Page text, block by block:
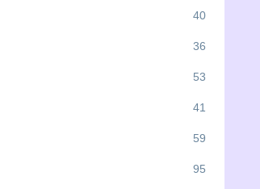
40
36
53
41
59
95